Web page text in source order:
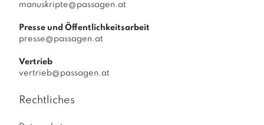
manuskripte@passagen.at
Presse und Öffentlichkeitsarbeit
presse@passagen.at
Vertrieb
vertrieb@passagen.at
Rechtliches